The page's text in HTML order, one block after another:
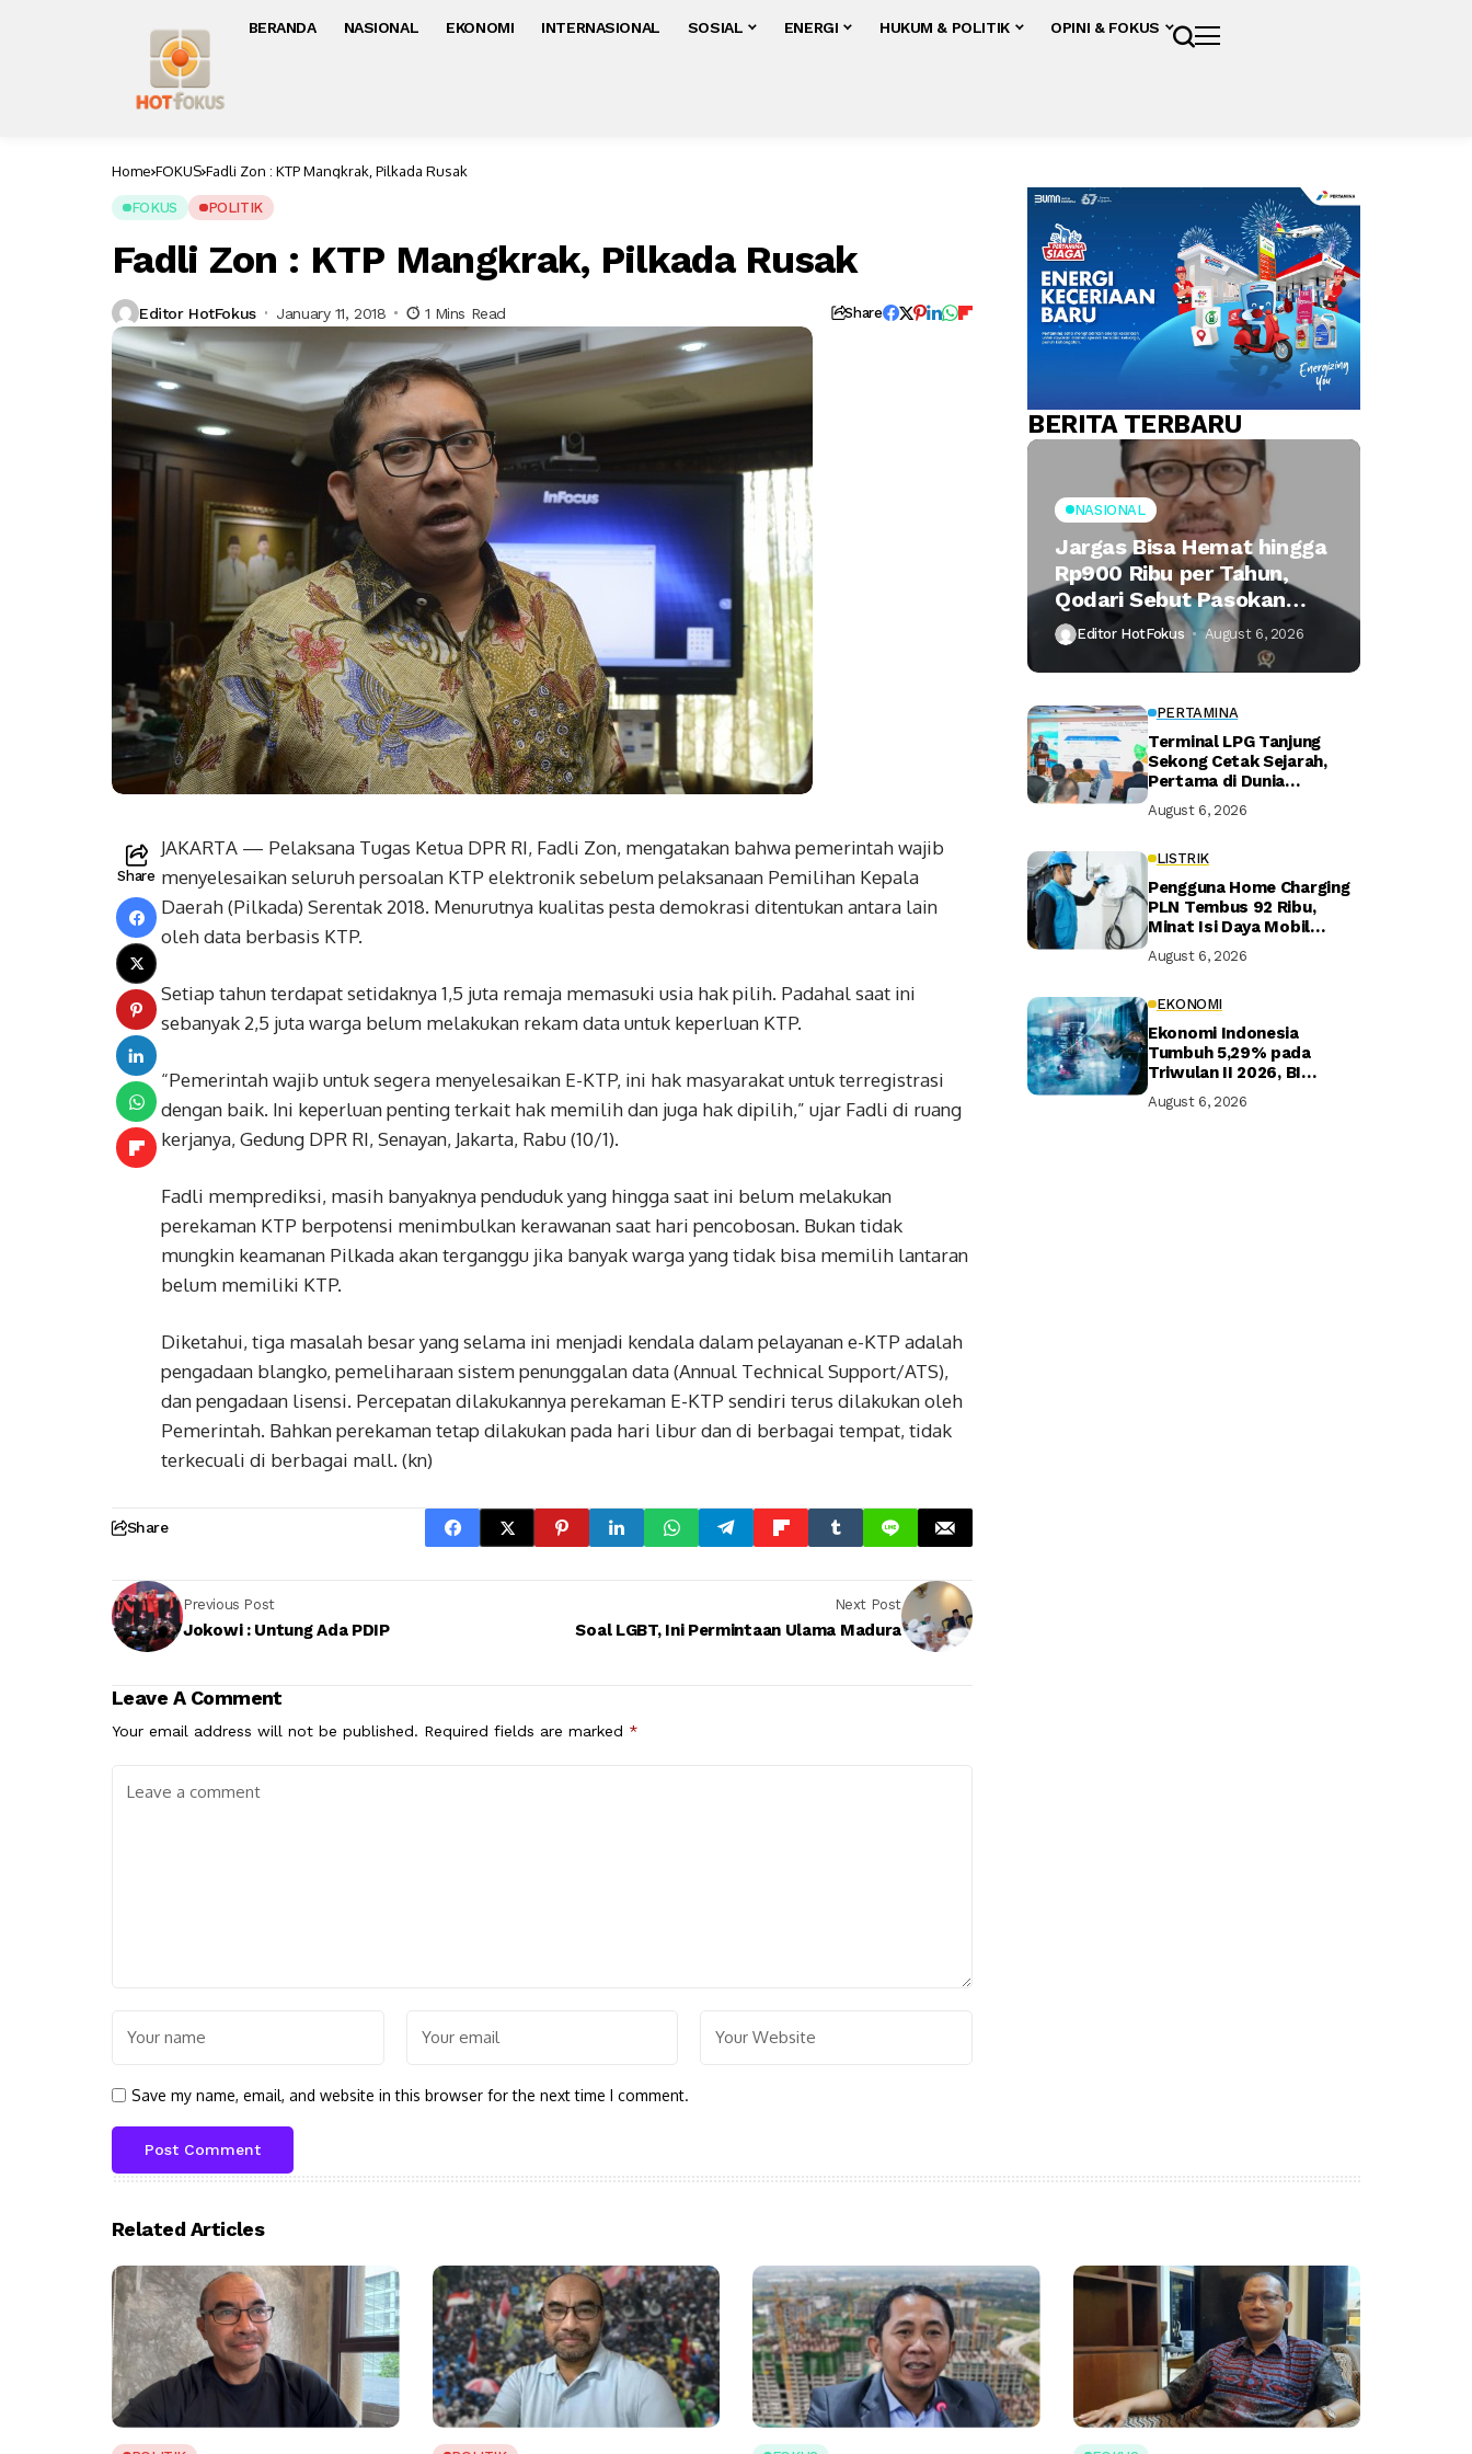
BERANDA NASIONAL EKONOMI INTERNASIONAL SOSIAL ENERGI HUKUM & POLITIK OPINI & FOKUS
Home FOKUS Fadli Zon : KTP Mangkrak, Pilkada Rusak
FOKUS POLITIK
Fadli Zon : KTP Mangkrak, Pilkada Rusak
Editor HotFokus January 11, 2018 1 Mins Read Share
Share
JAKARTA — Pelaksana Tugas Ketua DPR RI, Fadli Zon, mengatakan bahwa pemerintah wajib
menyelesaikan seluruh persoalan KTP elektronik sebelum pelaksanaan Pemilihan Kepala
Daerah (Pilkada) Serentak 2018. Menurutnya kualitas pesta demokrasi ditentukan antara lain
oleh data berbasis KTP.
Setiap tahun terdapat setidaknya 1,5 juta remaja memasuki usia hak pilih. Padahal saat ini
sebanyak 2,5 juta warga belum melakukan rekam data untuk keperluan KTP.
“Pemerintah wajib untuk segera menyelesaikan E-KTP, ini hak masyarakat untuk terregistrasi
dengan baik. Ini keperluan penting terkait hak memilih dan juga hak dipilih,” ujar Fadli di ruang
kerjanya, Gedung DPR RI, Senayan, Jakarta, Rabu (10/1).
Fadli memprediksi, masih banyaknya penduduk yang hingga saat ini belum melakukan
perekaman KTP berpotensi menimbulkan kerawanan saat hari pencobosan. Bukan tidak
mungkin keamanan Pilkada akan terganggu jika banyak warga yang tidak bisa memilih lantaran
belum memiliki KTP.
Diketahui, tiga masalah besar yang selama ini menjadi kendala dalam pelayanan e-KTP adalah
pengadaan blangko, pemeliharaan sistem penunggalan data (Annual Technical Support/ATS),
dan pengadaan lisensi. Percepatan dilakukannya perekaman E-KTP sendiri terus dilakukan oleh
Pemerintah. Bahkan perekaman tetap dilakukan pada hari libur dan di berbagai tempat, tidak
terkecuali di berbagai mall. (kn)
Share
Previous Post
Jokowi : Untung Ada PDIP
Next Post
Soal LGBT, Ini Permintaan Ulama Madura
Leave A Comment
Your email address will not be published. Required fields are marked *
Save my name, email, and website in this browser for the next time I comment.
BERITA TERBARU
NASIONAL
Jargas Bisa Hemat hingga
Rp900 Ribu per Tahun,
Qodari Sebut Pasokan
Lebih Praktis
Editor HotFokus August 6, 2026
PERTAMINA
Terminal LPG Tanjung
Sekong Cetak Sejarah,
Pertama di Dunia
Terminal
August 6, 2026
LISTRIK
Pengguna Home Charging
PLN Tembus 92 Ribu,
Minat Isi Daya Mobil
Naik
August 6, 2026
EKONOMI
Ekonomi Indonesia
Tumbuh 5,29% pada
Triwulan II 2026, BI
Tahunan Tercapai
August 6, 2026
Related Articles